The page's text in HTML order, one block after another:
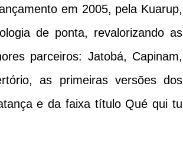
em 2005, pela Kuarup,
de ponta, revalorizando as
parceiros: Jatobá, Capinam,
as primeiras versões dos
e da faixa título Qué qui tu